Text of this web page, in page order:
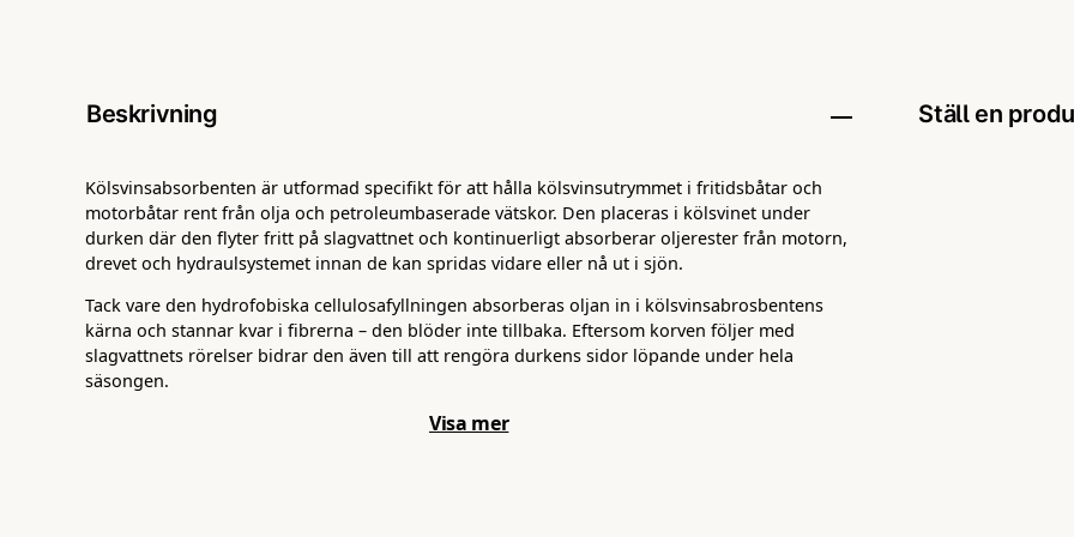
Beskrivning
Kölsvinsabsorbenten är utformad specifikt för att hålla kölsvinsutrymmet i fritidsbåtar och
motorbåtar rent från olja och petroleumbaserade vätskor. Den placeras i kölsvinet under
durken där den flyter fritt på slagvattnet och kontinuerligt absorberar oljerester från motorn,
drevet och hydraulsystemet innan de kan spridas vidare eller nå ut i sjön.
Tack vare den hydrofobiska cellulosafyllningen absorberas oljan in i kölsvinsabrosbentens
kärna och stannar kvar i fibrerna – den blöder inte tillbaka. Eftersom korven följer med
slagvattnets rörelser bidrar den även till att rengöra durkens sidor löpande under hela
säsongen.
Visa mer
Ställ en